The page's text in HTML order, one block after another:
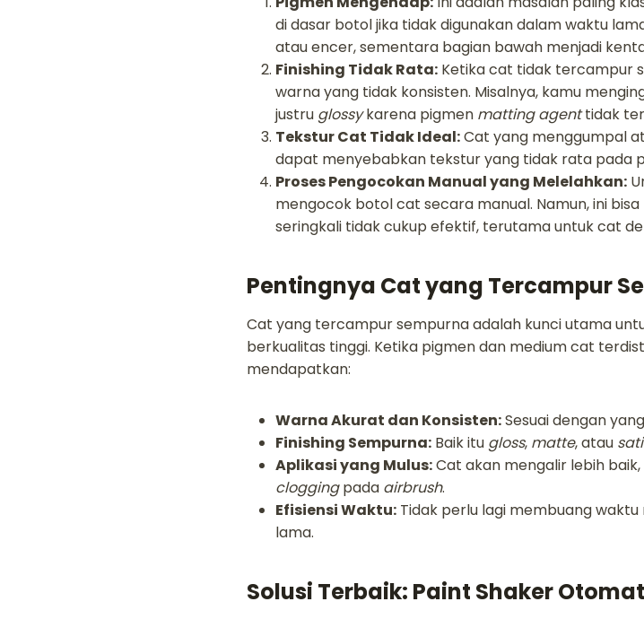
di dasar botol jika tidak digunakan dalam waktu
atau encer, sementara bagian bawah menjadi
Finishing Tidak Rata: Ketika cat tidak tercampur
warna yang tidak konsisten. Misalnya, kamu
justru glossykarena pigmen matting agenttidak
Tekstur Cat Tidak Ideal:Cat yang menggumpal
dapat menyebabkan tekstur yang tidak rata pada
Proses Pengocokan Manual yang Melelahkan:
mengocok botol cat secara manual. Namun, ini
seringkali tidak cukup efektif, terutama untuk cat
Pentingnya Cat yang Tercampur
Cat yang tercampur sempurna adalah kunci utama
berkualitas tinggi. Ketika pigmen dan medium cat
mendapatkan:
Warna Akurat dan Konsisten:Sesuai dengan
Finishing Sempurna: Baik itu gloss, matte, atau
Aplikasi yang Mulus:Cat akan mengalir lebih
cloggingpada airbrush.
Efisiensi Waktu: Tidak perlu lagi membuang
lama.
Solusi Terbaik: Paint Shaker